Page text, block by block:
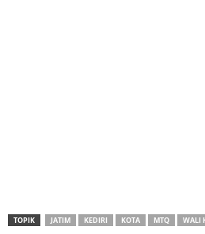
TOPIK JATIM KEDIRI KOTA MTQ WALI